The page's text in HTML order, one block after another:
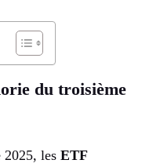
du troisième
2025, les ETF